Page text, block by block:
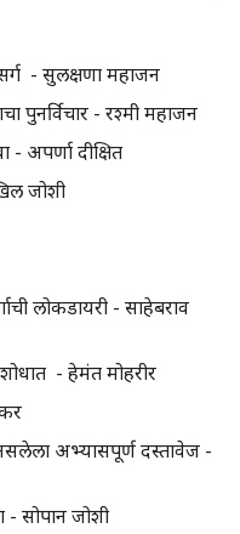
- सुलक्षणा महाजन
पुनर्विचार - रश्मी महाजन
अपर्णा दीक्षित
जोशी
लोकडायरी - साहेबराव
- हेमंत मोहरीर
अभ्यासपूर्ण दस्तावेज -
सोपान जोशी